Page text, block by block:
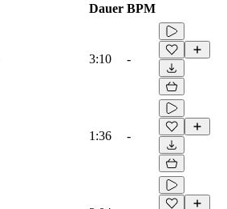
Dauer BPM
3:10 -
1:36 -